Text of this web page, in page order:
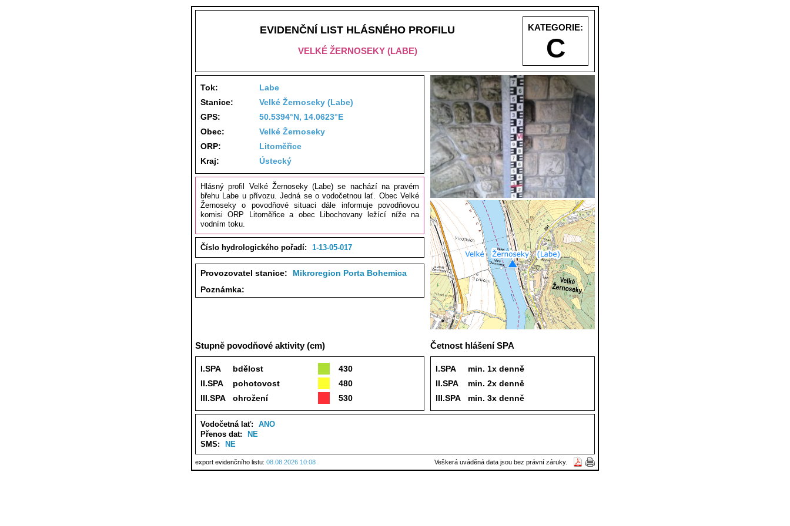
KATEGORIE:
C
EVIDENČNÍ LIST HLÁSNÉHO PROFILU
VELKÉ ŽERNOSEKY (LABE)
Tok:
Labe
Stanice:
Velké Žernoseky (Labe)
GPS:
50.5394°N, 14.0623°E
Obec:
Velké Žernoseky
ORP:
Litoměřice
Kraj:
Ústecký
Hlásný profil Velké Žernoseky (Labe) se nachází na pravém
břehu Labe u přívozu. Jedná se o vodočetnou lať. Obec Velké
Žernoseky o povodňové situaci dále informuje povodňovou
komisi ORP Litoměřice a obec Libochovany ležící níže na
vodním toku.
Číslo hydrologického pořadí: 1-13-05-017
Provozovatel stanice:
Mikroregion Porta Bohemica
Poznámka:
Stupně povodňové aktivity (cm)
I.SPA bdělost
430
II.SPA
pohotovost
480
III.SPA
ohrožení 530
Četnost hlášení SPA
I.SPA
min. 1x denně
II.SPA
min. 2x denně
III.SPA
min. 3x denně
Vodočetná lať:
ANO
Přenos dat:
NE
SMS:
NE
export evidenčního listu: 08.08.2026 10:08 Veškerá uváděná data jsou bez právní záruky.